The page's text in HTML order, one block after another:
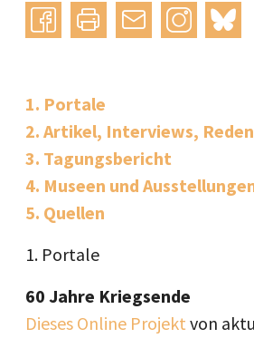
Instagram
bluesky
1. Portale
2. Artikel, Interviews,
3. Tagungsbericht
4. Museen und
5. Quellen
1. Portale
60 Jahre Kriegsende
Dieses Online Projekt von